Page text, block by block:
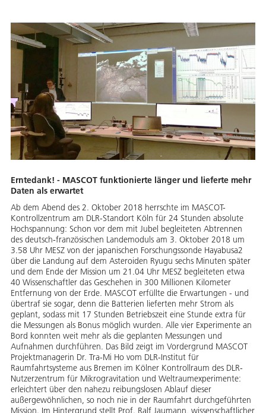
Erntedank! - MASCOT funktionierte länger und lieferte mehr
Daten als erwartet
Ab dem Abend des 2. Oktober 2018 herrschte im MASCOT-
Kontrollzentrum am DLR-Standort Köln für 24 Stunden absolute
Hochspannung: Schon vor dem mit Jubel begleiteten Abtrennen
des deutsch-französischen Landemoduls am 3. Oktober 2018 um
3.58 Uhr MESZ von der japanischen Forschungssonde Hayabusa2
über die Landung auf dem Asteroiden Ryugu sechs Minuten später
und dem Ende der Mission um 21.04 Uhr MESZ begleiteten etwa
40 Wissenschaftler das Geschehen in 300 Millionen Kilometer
Entfernung von der Erde. MASCOT erfüllte die Erwartungen - und
übertraf sie sogar, denn die Batterien lieferten mehr Strom als
geplant, sodass mit 17 Stunden Betriebszeit eine Stunde extra für
die Messungen als Bonus möglich wurden. Alle vier Experimente an
Bord konnten weit mehr als die geplanten Messungen und
Aufnahmen durchführen. Das Bild zeigt im Vordergrund MASCOT
Projektmanagerin Dr. Tra-Mi Ho vom DLR-Institut für
Raumfahrtsysteme aus Bremen im Kölner Kontrollraum des DLR-
Nutzerzentrum für Mikrogravitation und Weltraumexperimente:
erleichtert über den nahezu reibungslosen Ablauf dieser
außergewöhnlichen, so noch nie in der Raumfahrt durchgeführten